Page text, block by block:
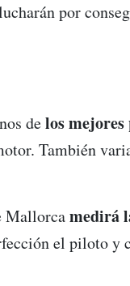
por
delos
También
Mallorcamedirá
el piloto